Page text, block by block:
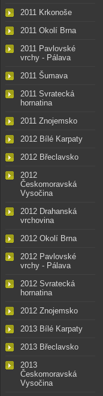
2011 Krkonoše
2011 Okolí Brna
2011 Pavlovské
vrchy - Pálava
2011 Šumava
2011 Svratecká
hornatina
2011 Znojemsko
2012 Bílé Karpaty
2012 Břeclavsko
2012
Českomoravská
Vysočina
2012 Drahanská
vrchovina
2012 Okolí Brna
2012 Pavlovské
vrchy - Pálava
2012 Svratecká
hornatina
2012 Znojemsko
2013 Bílé Karpaty
2013 Břeclavsko
2013
Českomoravská
Vysočina